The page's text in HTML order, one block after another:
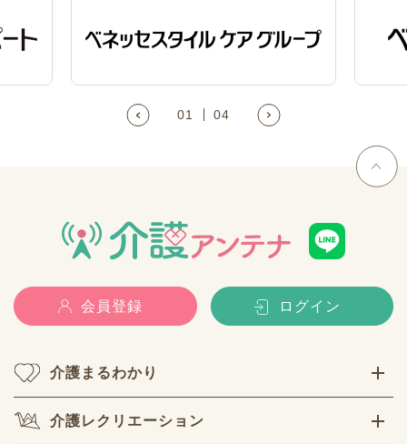
01 04
会員登録 ログイン
介護まるわかり
介護レクリエーション